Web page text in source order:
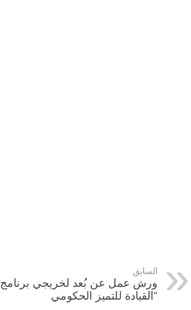
السابق
ورش عمل عن بُعد لخريجي برنامج
“القيادة للتميز الحكومي